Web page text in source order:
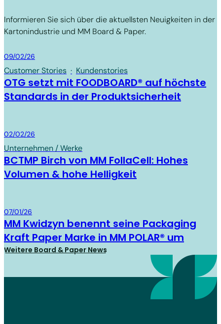
Informieren Sie sich über die aktuellsten Neuigkeiten in der
Kartonindustrie und MM Board & Paper.
Board & Paper
09/02/26
Customer Stories · Kundenstories
OTG setzt mit FOODBOARD® auf höchste
Standards in der Produktsicherheit
Board & Paper
02/02/26
Unternehmen / Werke
BCTMP Birch von MM FollaCell: Hohes
Volumen & hohe Helligkeit
Board & Paper
07/01/26
MM Kwidzyn benennt seine Packaging
Kraft Paper Marke in MM POLAR® um
Weitere Board & Paper News